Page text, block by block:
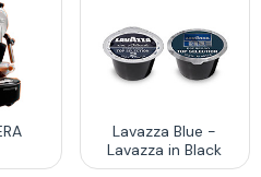
Lavazza Blue -
Lavazza in Black